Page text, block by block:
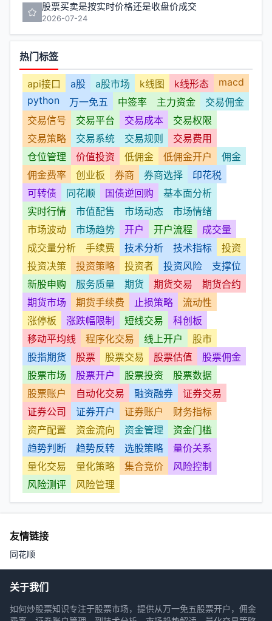
股票买卖是按实时价格还是收盘价成交
2026-07-24
热门标签
api接口 a股 a股市场 k线图 k线形态
macd
python
万一免五 中签率 主力资金
交易佣金
交易信号
交易平台 交易成本
交易权限
交易策略
交易系统 交易规则
交易费用
仓位管理
价值投资 低佣金 低佣金开户
佣金
佣金费率
创业板 券商 券商选择
印花税
可转债
同花顺 国债逆回购
基本面分析
实时行情
市值配售 市场动态
市场情绪
市场波动
市场趋势 开户 开户流程
成交量
成交量分析
手续费 技术分析 技术指标
投资
投资决策
投资策略 投资者 投资风险
支撑位
新股申购
服务质量 期货 期货交易
期货合约
期货市场
期货手续费 止损策略
流动性
涨停板
涨跌幅限制 短线交易
科创板
移动平均线
程序化交易 线上开户
股市
股指期货
股票 股票交易 股票估值
股票佣金
股票市场
股票开户 股票投资
股票数据
股票账户
自动化交易 融资融券
证券交易
证券公司
证券开户 证券账户
财务指标
资产配置
资金流向 资金管理
资金门槛
趋势判断
趋势反转 选股策略
量价关系
量化交易
量化策略 集合竞价
风险控制
风险测评
风险管理
友情链接
同花顺
关于我们
如何炒股票知识专注于股票市场，提供从万一免五股票开户，佣金